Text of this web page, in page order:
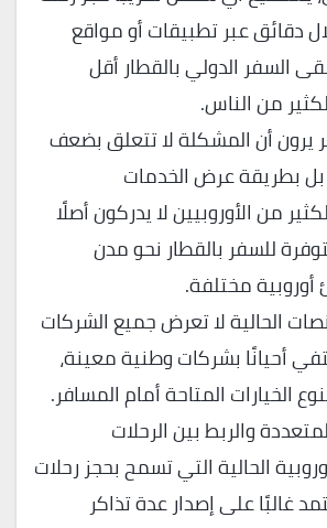
دقائق عبر تطبيقات أو مواقع
السفر الدولي بالقطار أقل
من الناس.
يرون أن المشكلة لا تتعلق بضعف
بطريقة عرض الخدمات
من الأوروبيين لا يدركون أصلًا
للسفر بالقطار نحو مدن
مختلفة.
الحالية لا تعرض جميع الشركات
أحيانًا بشركات وطنية معينة،
الخيارات المتاحة أمام المسافر.
والربط بين الرحلات
الحالية التي تسمح بحجز رحلات
غالبًا على إصدار عدة تذاكر